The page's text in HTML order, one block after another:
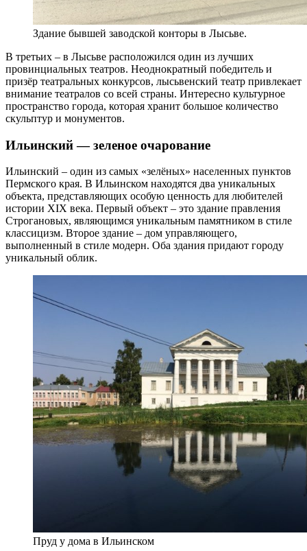
Здание бывшей заводской конторы в Лысьве.
В третьих – в Лысьве расположился один из лучших
провинциальных театров. Неоднократный победитель и
призёр театральных конкурсов, лысьвенский театр привлекает
внимание театралов со всей страны. Интересно культурное
пространство города, которая хранит большое количество
скульптур и монументов.
Ильинский — зеленое очарование
Ильинский – один из самых «зелёных» населенных пунктов
Пермского края. В Ильинском находятся два уникальных
объекта, представляющих особую ценность для любителей
истории XIX века. Первый объект – это здание правления
Строгановых, являющимся уникальным памятником в стиле
классицизм. Второе здание – дом управляющего,
выполненный в стиле модерн. Оба здания придают городу
уникальный облик.
Пруд у дома в Ильинском